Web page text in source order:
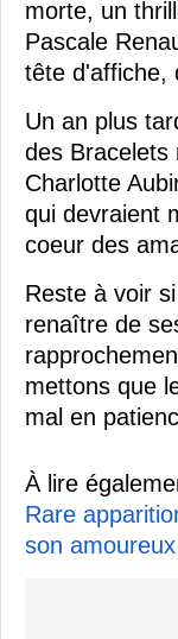
morte, un
Pascale
tête d'affiche,
Un an plus
des Bracelets
Charlotte
qui devraient
coeur des
Reste à voir
renaître de
mettons que
mal en
À lire
Rare
son